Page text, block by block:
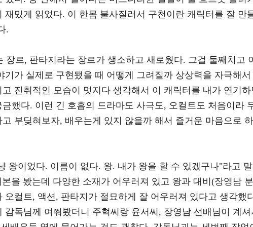
재밌게 읽었다. 이 한몸 불사질러서 구천이란 캐릭터를 잘 만
.
장르, 판타지라는 장르가 생소하고 새로웠다. 그걸 둘째치고 이
기가 실제로 구현됐을 때 어떻게 그려질까 상상력을 자극해서
진취적인 모습이 멋지다 생각해서 이 캐릭터를 내가 연기하
했다. 이런 긴 호흡의 드라마도 사극도, 오컬트도 처음이라
부딪혀보자, 배우는게 있지 않을까 해서 즐거운 마음으로 하
왕이었다. 이름이 없다. 왕. 내가 왕을 할 수 있겠구나"라고 말
을 봤는데 다양한 소재가 어우러져 있고 왕과 대비(장영남
오컬트, 액션, 판타지가 절묘하게 잘 어우러져 있다고 생각했
감독님께 여쭤봤더니 주혁씨랑 윤서씨, 장영남 선배님이 계셔